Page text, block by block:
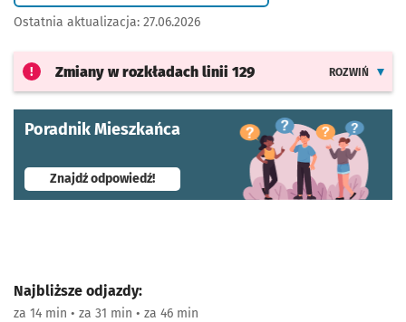
Ostatnia aktualizacja: 27.06.2026
Zmiany w rozkładach linii 129 ROZWIŃ
Poradnik Mieszkańca
Znajdź odpowiedź!- otworzy się w nowej karcie
Najbliższe odjazdy:
za 14 min • za 31 min • za 46 min